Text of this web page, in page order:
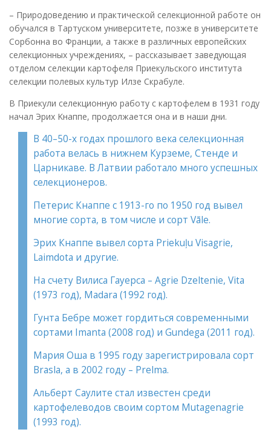
– Природоведению и практической селекционной работе он
обучался в Тартуском университете, позже в университете
Сорбонна во Франции, а также в различных европейских
селекционных учреждениях, – рассказывает заведующая
отделом селекции картофеля Приекульского института
селекции полевых культур Илзе Скрабуле.
В Приекули селекционную работу с картофелем в 1931 году
начал Эрих Kнаппе, продолжается она и в наши дни.
В 40–50-х годах прошлого века селекционная
работа велась в нижнем Курземе, Стенде и
Царникаве. В Латвии работало много успешных
селекционеров.
Петерис Кнаппе с 1913-го по 1950 год вывел
многие сорта, в том числе и сорт Vāle.
Эрих Кнаппе вывел сорта Priekuļu Visagrie,
Laimdota и другие.
На счету Вилиса Гауерса – Agrie Dzeltenie, Vita
(1973 год), Madara (1992 год).
Гунта Бебре может гордиться современными
сортами Imanta (2008 год) и Gundega (2011 год).
Мария Оша в 1995 году зарегистрировала сорт
Brasla, а в 2002 году – Prelma.
Альберт Саулите стал известен среди
картофелеводов своим сортом Mutagenagrie
(1993 год).